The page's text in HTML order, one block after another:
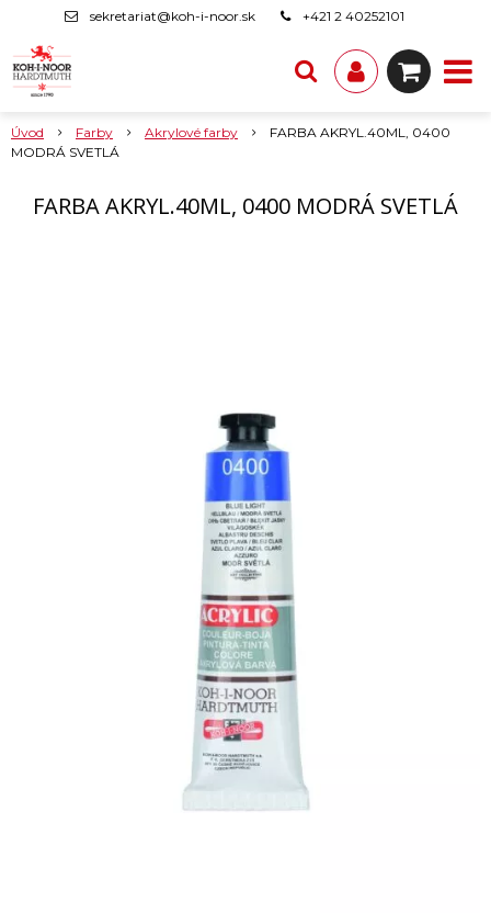
sekretariat@koh-i-noor.sk +421 2 40252101
Úvod Farby Akrylové farby
FARBA AKRYL.40ML, 0400
MODRÁ SVETLÁ
FARBA AKRYL.40ML, 0400 MODRÁ SVETLÁ